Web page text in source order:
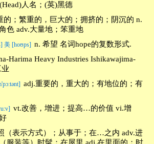
人名；(英)黑德
的；繁重的，巨大的；拥挤的；阴沉的 n.
色 adv.大量地；笨重地
美 [hoʊps] n. 希望 名词hope的复数形式.
Harima Heavy Industries Ishikawajima-
adj.重要的，重大的；有地位的；有
vt.改善，增进；提高…的价值 vi.增
（表示方式）；从事于；在…之内 adv.进